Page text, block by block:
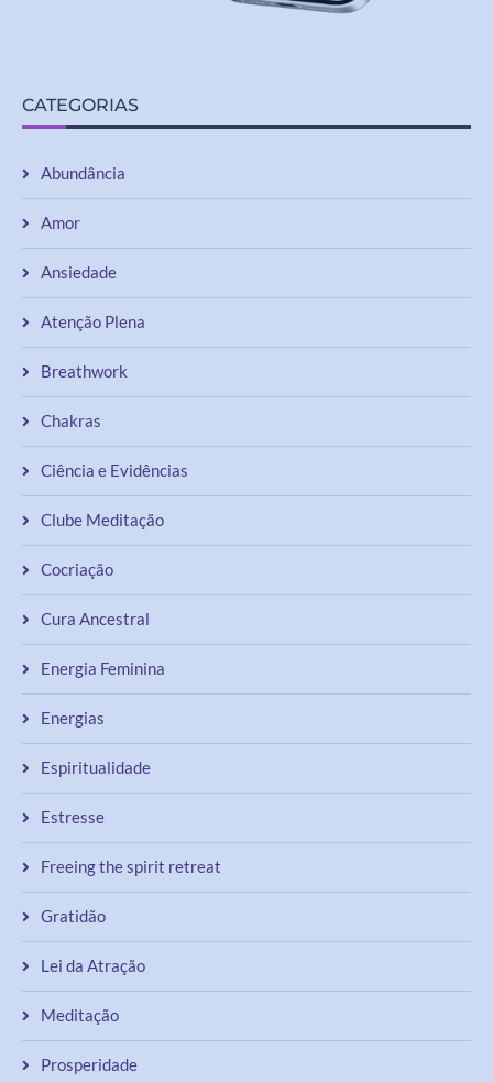
CATEGORIAS
Abundância
Amor
Ansiedade
Atenção Plena
Breathwork
Chakras
Ciência e Evidências
Clube Meditação
Cocriação
Cura Ancestral
Energia Feminina
Energias
Espiritualidade
Estresse
Freeing the spirit retreat
Gratidão
Lei da Atração
Meditação
Prosperidade